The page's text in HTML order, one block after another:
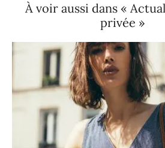
À voir aussi dans «
privée »